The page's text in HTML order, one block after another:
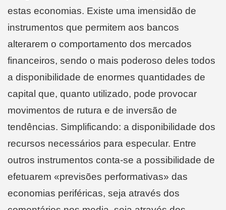
estas economias. Existe uma imensidão de
instrumentos que permitem aos bancos
alterarem o comportamento dos mercados
financeiros, sendo o mais poderoso deles todos
a disponibilidade de enormes quantidades de
capital que, quanto utilizado, pode provocar
movimentos de rutura e de inversão de
tendências. Simplificando: a disponibilidade dos
recursos necessários para especular. Entre
outros instrumentos conta-se a possibilidade de
efetuarem «previsões performativas» das
economias periféricas, seja através dos